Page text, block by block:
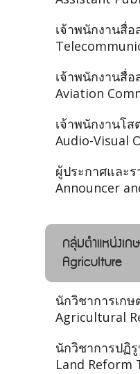
เจ้าพนักงานสื่อ
เจ้าพนักงานสื่
Aviation
เจ้าพนักงานโ
Audio-Visual
ผู้ประกาศและ
Announcer
กลุ่มตำแหน่งเ
Agriculture
นักวิชาการเกษ
Agricultural
นักวิชาการปฏิ
Land Reform